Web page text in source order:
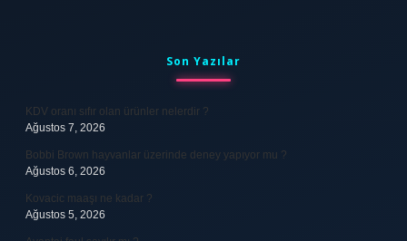
Son Yazılar
KDV oranı sıfır olan ürünler nelerdir ?
Ağustos 7, 2026
Bobbi Brown hayvanlar üzerinde deney yapıyor mu ?
Ağustos 6, 2026
Kovacic maaşı ne kadar ?
Ağustos 5, 2026